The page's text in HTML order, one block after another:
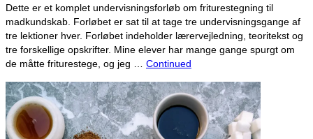
Dette er et komplet undervisningsforløb om friturestegning til
madkundskab. Forløbet er sat til at tage tre undervisningsgange af
tre lektioner hver. Forløbet indeholder lærervejledning, teoritekst og
tre forskellige opskrifter. Mine elever har mange gange spurgt om
de måtte friturestege, og jeg … Continued